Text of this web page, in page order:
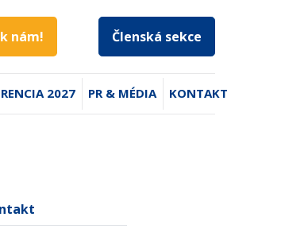
nám! Členská sekce
2027 PR & MÉDIA KONTAKT